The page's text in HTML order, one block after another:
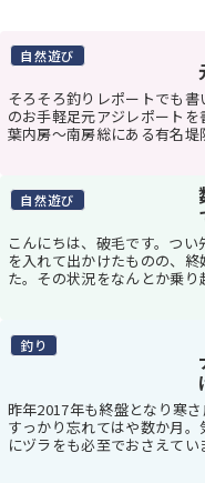
自然遊び
そろそろ釣りレポートでも
のお手軽足元アジレポート
葉内房～南房総にある有名
自然遊び
こんにちは、破毛です。つ
を入れて出かけたものの、
た。その状況をなんとか乗
釣り
昨年2017年も終盤となり寒
すっかり忘れてはや数か月
にヅラをも必至でおさえて